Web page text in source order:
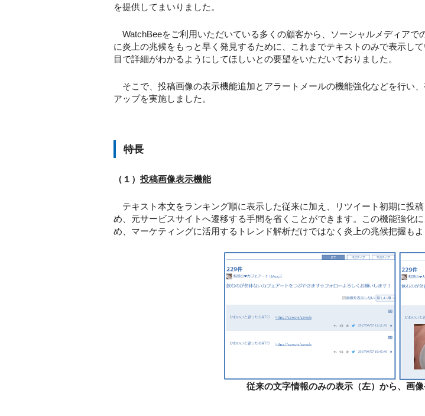
を提供してまいりました。
WatchBeeをご利用いただいている多くの顧客から、ソーシャルメディア
に炎上の兆候をもっと早く発見するために、これまでテキストのみで表示し
目で詳細がわかるようにしてほしいとの要望をいただいておりました。
そこで、投稿画像の表示機能追加とアラートメールの機能強化などを行い
アップを実施しました。
特長
（１） 投稿画像表示機能
テキスト本文をランキング順に表示した従来に加え、リツイート初期に投
め、元サービスサイトへ遷移する手間を省くことができます。この機能強化
め、マーケティングに活用するトレンド解析だけではなく炎上の兆候把握も
従来の文字情報のみの表示（左）から、画